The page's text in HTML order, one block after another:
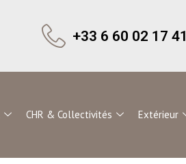
+33 6 60 02 17 41
CHR & Collectivités Extérieur